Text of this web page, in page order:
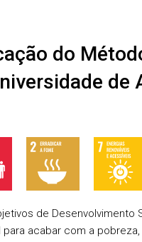
do
de
de Desenvolvimento
para acabar com a